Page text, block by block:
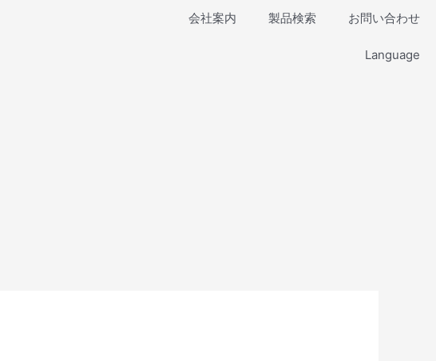
会社案内 製品検索 お問い合わせ
Language